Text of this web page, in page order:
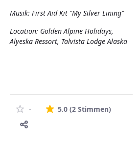
Musik: First Aid Kit "My Silver Lining"
Location: Golden Alpine Holidays,
Alyeska Ressort, Talvista Lodge Alaska
- 5.0 (2 Stimmen) Die